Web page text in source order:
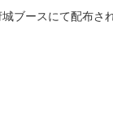
ブースにて配布さ